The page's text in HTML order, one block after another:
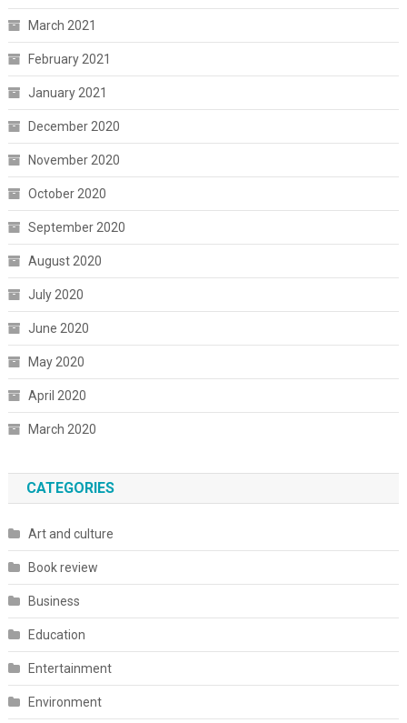
March 2021
February 2021
January 2021
December 2020
November 2020
October 2020
September 2020
August 2020
July 2020
June 2020
May 2020
April 2020
March 2020
CATEGORIES
Art and culture
Book review
Business
Education
Entertainment
Environment